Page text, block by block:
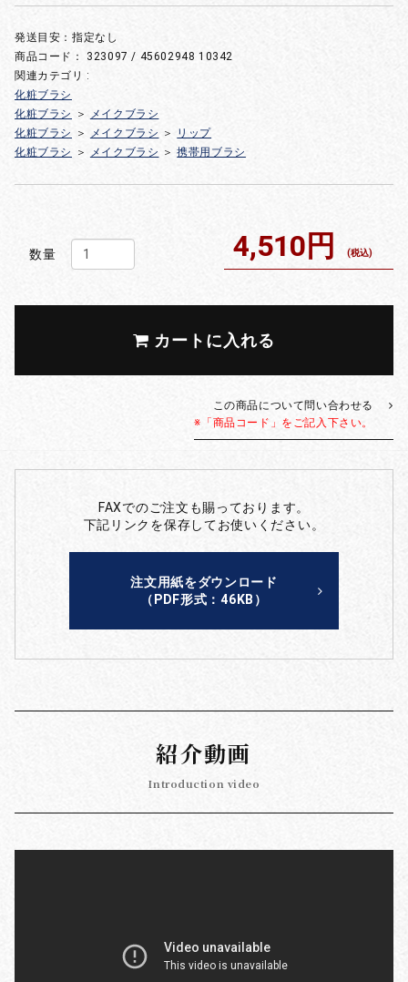
発送目安：指定なし
商品コード： 323097 / 45602948 10342
関連カテゴリ :
化粧ブラシ
化粧ブラシ
＞
メイクブラシ
化粧ブラシ
＞ メイクブラシ ＞
リップ
化粧ブラシ
＞ メイクブラシ ＞ 携帯用ブラシ
数量 4,510円 (税込)
カートに入れる
この商品について問い合わせる
※「商品コード」をご記入下さい。
FAXでのご注文も賜っております。
下記リンクを保存してお使いください。
注文用紙をダウンロード
（PDF形式：46KB）
紹介動画
Introduction video